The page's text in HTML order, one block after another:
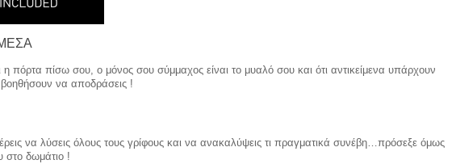
η πόρτα πίσω σου, ο μόνος σου σύμμαχος είναι το μυαλό σου και ότι αντικείμενα υπάρχουν
να αποδράσεις !
να λύσεις όλους τους γρίφους και να ανακαλύψεις τι πραγματικά συνέβη…πρόσεξε όμως
στο δωμάτιο !